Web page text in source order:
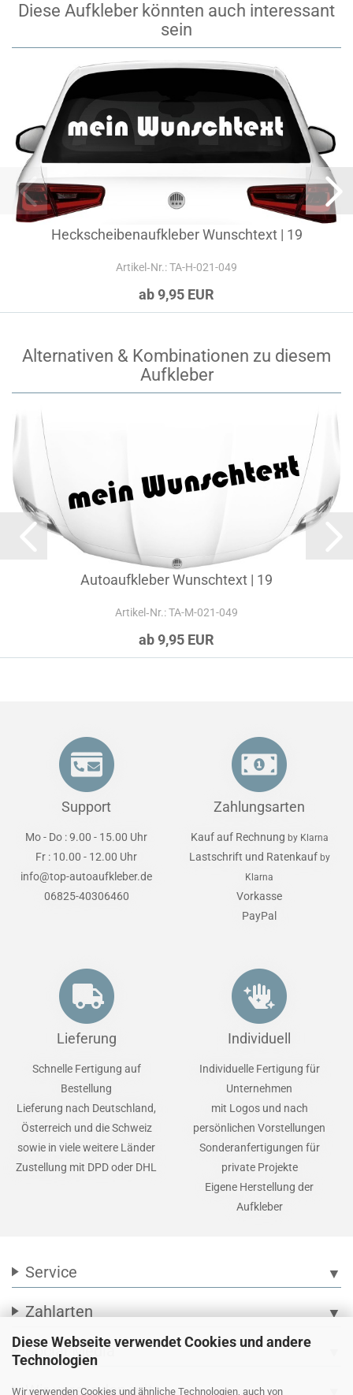
Diese Webseite verwendet Cookies und andere
Technologien
Wir verwenden Cookies und ähnliche Technologien, auch von
Diese Aufkleber könnten auch interessant
sein
Heckscheibenaufkleber Wunschtext | 19
Artikel‑Nr.: TA-H-021-049
ab 9,95 EUR
Alternativen & Kombinationen zu diesem
Aufkleber
Autoaufkleber Wunschtext | 19
Artikel‑Nr.: TA-M-021-049
ab 9,95 EUR
Support
Mo - Do : 9.00 - 15.00 Uhr
Fr : 10.00 - 12.00 Uhr
info@top-autoaufkleber.de
06825-40306460
Zahlungsarten
Kauf auf Rechnung by Klarna
Lastschrift und Ratenkauf by
Klarna
Vorkasse
PayPal
Lieferung
Schnelle Fertigung auf
Bestellung
Lieferung nach Deutschland,
Österreich und die Schweiz
sowie in viele weitere Länder
Zustellung mit DPD oder DHL
Individuell
Individuelle Fertigung für
Unternehmen
mit Logos und nach
persönlichen Vorstellungen
Sonderanfertigungen für
private Projekte
Eigene Herstellung der
Aufkleber
Service ▼
Zahlarten ▼
Social Media
Wir versenden mit